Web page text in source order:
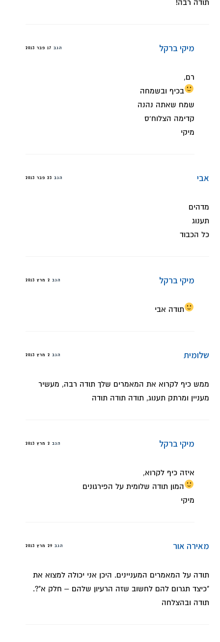
תודה רבה!
מיקי ברקל הגב 17 פבר 2013
רם,
בכיף ובשמחה
שמח שאתה נהנה
קדימה הצלוח'ס
מיקי
אבי הגב 23 פבר 2013
מדהים
תענוג
כל הכבוד
מיקי ברקל הגב 2 מרץ 2013
תודה אבי
שלומית הגב 2 מרץ 2013
ממש כיף לקרוא את המאמרים שלך תודה רבה, מעשיר
מעניין ומרתק תענוג, תודה תודה תודה
מיקי ברקל הגב 2 מרץ 2013
איזה כיף לקרוא,
המון תודה שלומית על הפירגונים
מיקי
מאירה אור הגב 29 מרץ 2013
תודה על המאמרים המעניינים. היכן אני יכולה למצוא את
"כיצד תגרום להם לחשוב שזה הרעיון שלהם – חלק א"?.
תודה ובהצלחה